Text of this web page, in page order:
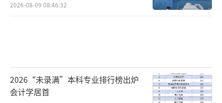
2026-08-09 08:46:32
2026“未录满”本科专业排行榜出炉
会计学居首